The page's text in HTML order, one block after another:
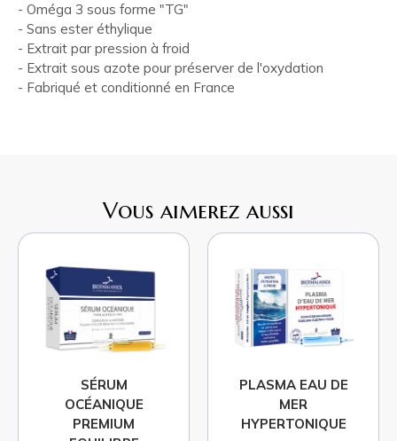
- Oméga 3 sous forme "TG"
- Sans ester éthylique
- Extrait par pression à froid
- Extrait sous azote pour préserver de l'oxydation
- Fabriqué et conditionné en France
Vous aimerez aussi
PLASMA EAU DE
MER
HYPERTONIQUE
PLASMA EAU DE
MER ISOTONIQUE
30 ampoules